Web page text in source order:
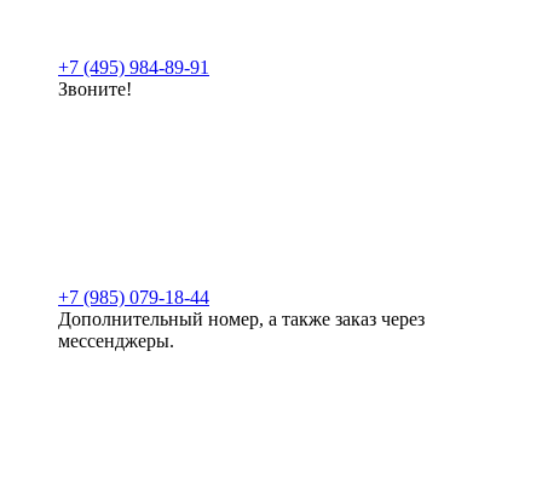
+7 (495) 984-89-91
Звоните!
+7 (985) 079-18-44
Дополнительный номер, а также заказ через
мессенджеры.